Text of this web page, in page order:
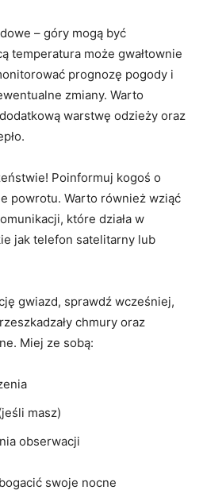
– góry mogą być
temperatura może gwałtownie
prognozę pogody i
zmiany. Warto
warstwę odzieży oraz
Poinformuj ⁢kogoś o
powrotu. Warto również wziąć
które działa‌ w
jak telefon satelitarny lub
gwiazd, sprawdź wcześniej,
chmury oraz
Miej ze sobą:
‍masz)
obserwacji
swoje nocne